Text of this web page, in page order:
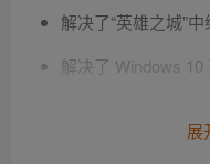
解决了“英雄之城”
解决了 Windows 10
后图形工件和虚拟
展